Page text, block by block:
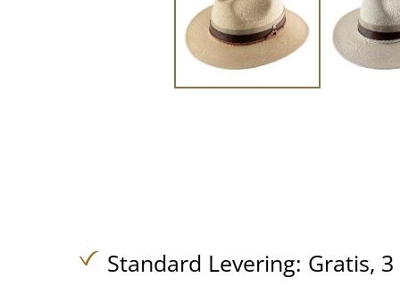
Standard Levering: Gratis,